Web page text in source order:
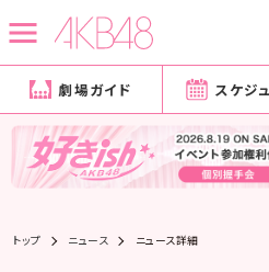
劇場ガイド スケジ
トップ ニュース ニュース詳細